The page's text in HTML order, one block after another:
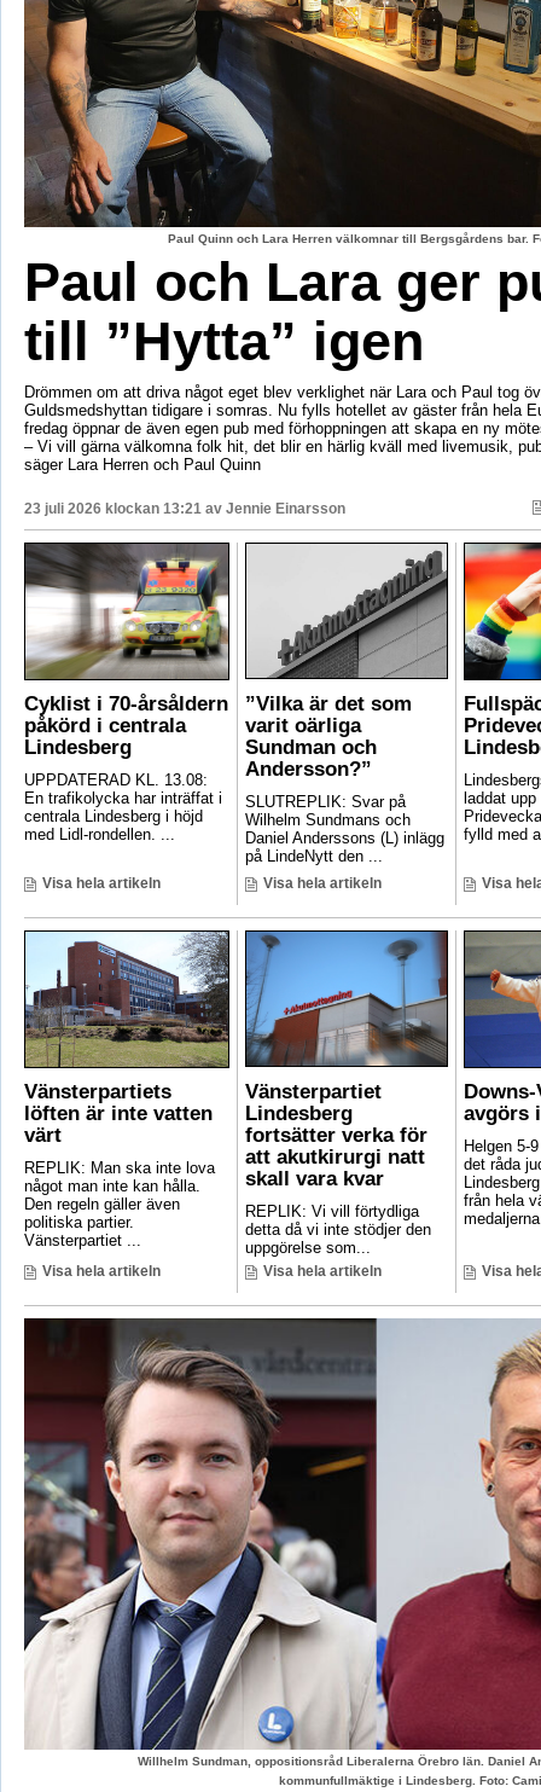
Paul Quinn och Lara Herren välkomnar till Bergsgårdens bar.
Paul och Lara ger
till ”Hytta” igen
Drömmen om att driva något eget blev verklighet när Lara och Paul tog
Guldsmedshyttan tidigare i somras. Nu fylls hotellet av gäster från hela
fredag öppnar de även egen pub med förhoppningen att skapa en ny
– Vi vill gärna välkomna folk hit, det blir en härlig kväll med livemusik,
säger Lara Herren och Paul Quinn
23 juli 2026 klockan 13:21 av Jennie Einarsson
Cyklist i 70-årsåldern
påkörd i centrala
Lindesberg
UPPDATERAD KL. 13.08:
En trafikolycka har inträffat i
centrala Lindesberg i höjd
med Lidl-rondellen. ...
Visa hela artikeln
”Vilka är det som
varit oärliga
Sundman och
Andersson?”
SLUTREPLIK: Svar på
Wilhelm Sundmans och
Daniel Anderssons (L) inlägg
på LindeNytt den ...
Visa hela artikeln
laddat
fylld med
Visa
Vänsterpartiets
löften är inte vatten
värt
REPLIK: Man ska inte lova
något man inte kan hålla.
Den regeln gäller även
politiska partier.
Vänsterpartiet ...
Visa hela artikeln
Vänsterpartiet
Lindesberg
fortsätter verka för
att akutkirurgi natt
skall vara kvar
REPLIK: Vi vill förtydliga
detta då vi inte stödjer den
uppgörelse som...
Visa hela artikeln
avgörs
Helgen 5-
det råda
från hela
Visa
Willhelm Sundman, oppositionsråd Liberalerna Örebro län. Daniel
kommunfullmäktige i Lindesberg. Foto: